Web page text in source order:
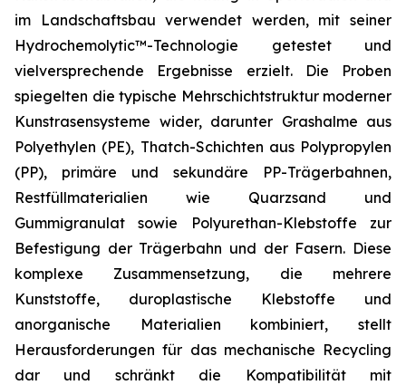
im Landschaftsbau verwendet werden, mit seiner
Hydrochemolytic™-Technologie getestet und
vielversprechende Ergebnisse erzielt. Die Proben
spiegelten die typische Mehrschichtstruktur moderner
Kunstrasensysteme wider, darunter Grashalme aus
Polyethylen (PE), Thatch-Schichten aus Polypropylen
(PP), primäre und sekundäre PP-Trägerbahnen,
Restfüllmaterialien wie Quarzsand und
Gummigranulat sowie Polyurethan-Klebstoffe zur
Befestigung der Trägerbahn und der Fasern. Diese
komplexe Zusammensetzung, die mehrere
Kunststoffe, duroplastische Klebstoffe und
anorganische Materialien kombiniert, stellt
Herausforderungen für das mechanische Recycling
dar und schränkt die Kompatibilität mit